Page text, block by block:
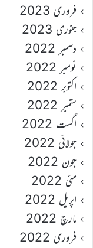
فروری 2023
جنوری 2023
دسمبر 2022
نومبر 2022
اکتوبر 2022
ستمبر 2022
اگست 2022
جولائی 2022
جون 2022
مئی 2022
اپریل 2022
مارچ 2022
فروری 2022